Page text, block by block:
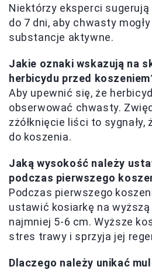
Niektórzy eksperci
do 7 dni, aby chwasty
substancje aktywne.
Jakie oznaki wskazują na
herbicydu przed
Aby upewnić się, że
obserwować chwasty.
zżółknięcie liści to
do koszenia.
Jaką wysokość należy
podczas pierwszego
Podczas pierwszego
ustawić kosiarkę na
najmniej 5-6 cm. Wyższe
stres trawy i sprzyja jej
Dlaczego należy unikać